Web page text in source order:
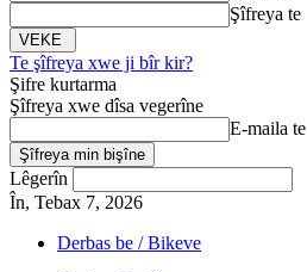
Şîfreya te
Te şîfreya xwe ji bîr kir?
Şifre kurtarma
Şîfreya xwe dîsa vegerîne
E-maila te
Lêgerîn
În, Tebax 7, 2026
Derbas be / Bikeve